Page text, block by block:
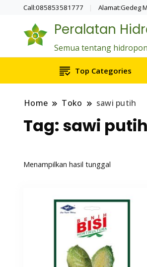
Call:085853581777 Alamat:Gedeg
Peralatan
Semua tentang
Top Categories
Home Toko sawi putih
Tag: sawi putih
Menampilkan hasil tunggal